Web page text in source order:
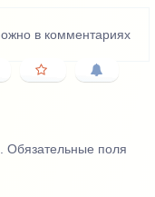
в комментариях
Обязательные поля